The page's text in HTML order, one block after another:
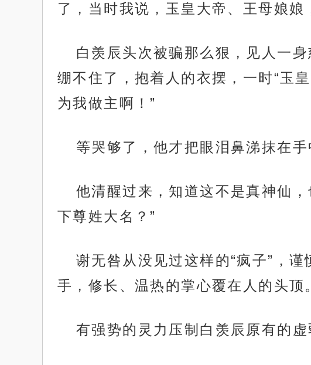
了，当时我说，玉皇大帝、王母娘
白羡辰头次被骗那么狠，见人一
绷不住了，抱着人的衣摆，一时“玉
为我做主啊！”
等哭够了，他才把眼泪鼻涕抹在手
他清醒过来，知道这不是真神仙
下尊姓大名？”
谢无咎从没见过这样的“疯子”，
手，修长、温热的掌心覆在人的头顶
有强势的灵力压制白羡辰原有的